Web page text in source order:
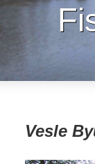
Vesle